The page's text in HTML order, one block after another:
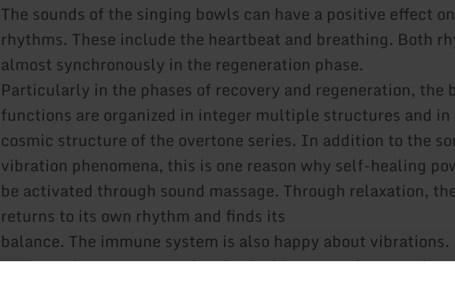
The sounds of the singing bowls can have a positive effect
rhythms. These include the heartbeat and breathing. Both
almost synchronously in the regeneration phase.
Particularly in the phases of recovery and regeneration, the
functions are organized in integer multiple structures and in
cosmic structure of the overtone series. In addition to the
vibration phenomena, this is one reason why self-healing
be activated through sound massage. Through relaxation,
returns to its own rhythm and finds its
balance. The immune system is also happy about vibrations.
Anyone who wants to get involved with restorative sounds